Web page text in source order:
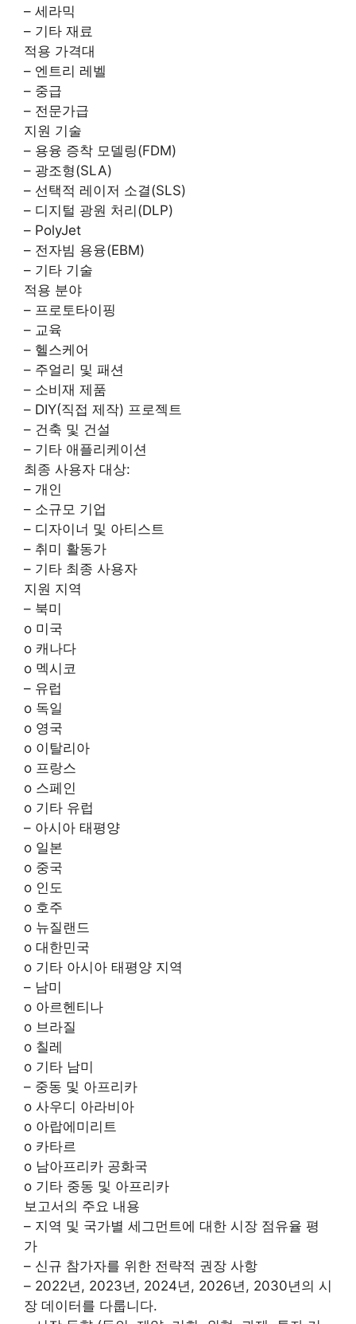
– 세라믹
– 기타 재료
적용 가격대
– 엔트리 레벨
– 중급
– 전문가급
지원 기술
– 용융 증착 모델링(FDM)
– 광조형(SLA)
– 선택적 레이저 소결(SLS)
– 디지털 광원 처리(DLP)
– PolyJet
– 전자빔 용융(EBM)
– 기타 기술
적용 분야
– 프로토타이핑
– 교육
– 헬스케어
– 주얼리 및 패션
– 소비재 제품
– DIY(직접 제작) 프로젝트
– 건축 및 건설
– 기타 애플리케이션
최종 사용자 대상:
– 개인
– 소규모 기업
– 디자이너 및 아티스트
– 취미 활동가
– 기타 최종 사용자
지원 지역
– 북미
o 미국
o 캐나다
o 멕시코
– 유럽
o 독일
o 영국
o 이탈리아
o 프랑스
o 스페인
o 기타 유럽
– 아시아 태평양
o 일본
o 중국
o 인도
o 호주
o 뉴질랜드
o 대한민국
o 기타 아시아 태평양 지역
– 남미
o 아르헨티나
o 브라질
o 칠레
o 기타 남미
– 중동 및 아프리카
o 사우디 아라비아
o 아랍에미리트
o 카타르
o 남아프리카 공화국
o 기타 중동 및 아프리카
보고서의 주요 내용
– 지역 및 국가별 세그먼트에 대한 시장 점유율 평
가
– 신규 참가자를 위한 전략적 권장 사항
– 2022년, 2023년, 2024년, 2026년, 2030년의 시
장 데이터를 다룹니다.